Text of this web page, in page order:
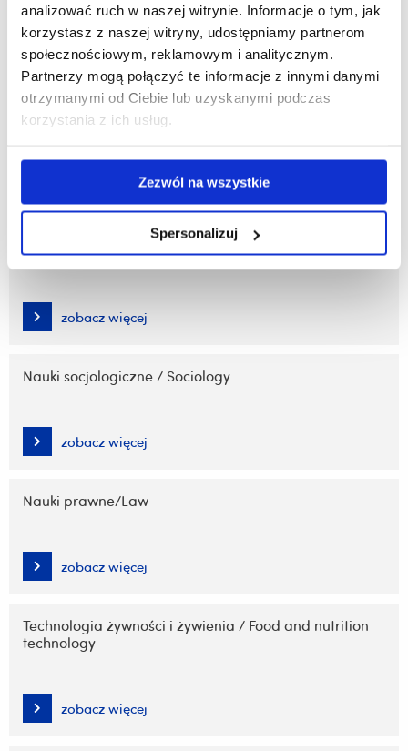
analizować ruch w naszej witrynie. Informacje o tym, jak
korzystasz z naszej witryny, udostępniamy partnerom
społecznościowym, reklamowym i analitycznym.
Partnerzy mogą połączyć te informacje z innymi danymi
otrzymanymi od Ciebie lub uzyskanymi podczas
korzystania z ich usług.
Zezwól na wszystkie
Spersonalizuj
zobacz więcej
Nauki o polityce i administracji / Political and
administrative sciences
zobacz więcej
Nauki o zdrowiu / Health sciences
zobacz więcej
Nauki socjologiczne / Sociology
zobacz więcej
Nauki prawne/Law
zobacz więcej
Technologia żywności i żywienia / Food and nutrition
technology
zobacz więcej